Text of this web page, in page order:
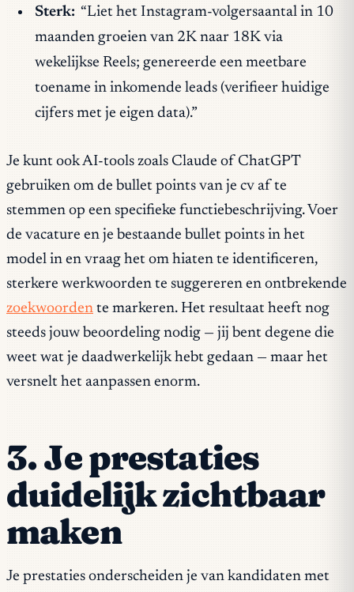
Sterk: “Liet het Instagram-volgersaantal in 10
maanden groeien van 2K naar 18K via
wekelijkse Reels; genereerde een meetbare
toename in inkomende leads (verifieer huidige
cijfers met je eigen data).”
Je kunt ook AI-tools zoals Claude of ChatGPT
gebruiken om de bullet points van je cv af te
stemmen op een specifieke functiebeschrijving. Voer
de vacature en je bestaande bullet points in het
model in en vraag het om hiaten te identificeren,
sterkere werkwoorden te suggereren en ontbrekende
zoekwoorden te markeren. Het resultaat heeft nog
steeds jouw beoordeling nodig — jij bent degene die
weet wat je daadwerkelijk hebt gedaan — maar het
versnelt het aanpassen enorm.
3. Je prestaties
duidelijk zichtbaar
maken
Je prestaties onderscheiden je van kandidaten met